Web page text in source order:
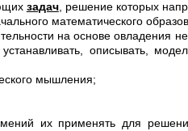
задач, решение которых
математического
на основе овладения
устанавливать, описывать,
мышления;
их применять для